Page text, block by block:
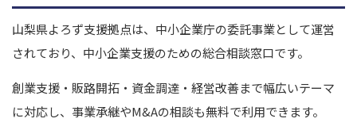
山梨県よろず支援拠点は、中小企業庁の委託事業として運営
されており、中小企業支援のための総合相談窓口です。
創業支援・販路開拓・資金調達・経営改善まで幅広いテーマ
に対応し、事業承継やM&Aの相談も無料で利用できます。